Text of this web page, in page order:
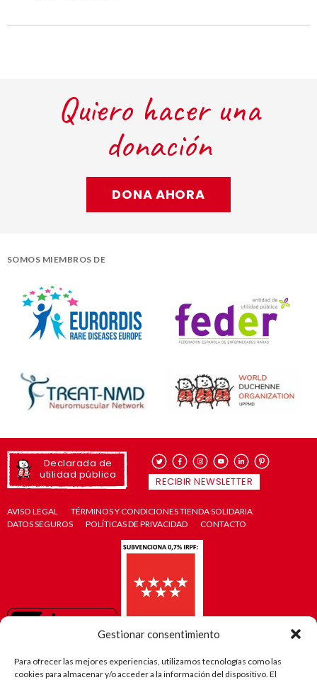
Gestionar consentimiento
Para ofrecer las mejores experiencias, utilizamos tecnologías como las
cookies para almacenar y/o acceder a la información del dispositivo. El
Quiero hacer una
donación
DONA AHORA
SOMOS MIEMBROS DE
Declarada de
utilidad pública
RECIBIR NEWSLETTER
AVISO LEGAL
TÉRMINOS Y CONDICIONES TIENDA SOLIDARIA
DATOS SEGUROS
POLÍTICAS DE PRIVACIDAD CONTACTO